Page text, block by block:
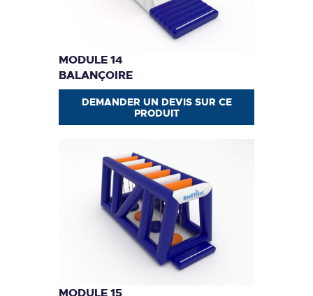
MODULE 14
BALANÇOIRE
DEMANDER UN DEVIS SUR CE
PRODUIT
MODULE 15